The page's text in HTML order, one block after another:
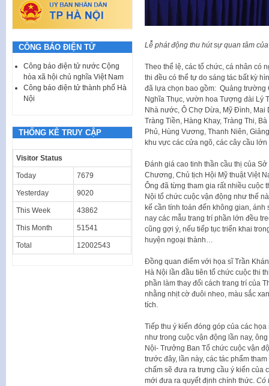
Lễ phát động thu hút sự quan tâm
Theo thể lệ, các tổ chức, cá nhân có
thi đều có thể tự do sáng tác bất kỳ
đã lựa chọn bao gồm: Quảng trường
Nghĩa Thục, vườn hoa Tượng đài Lý
Nhà nước, Ô Chợ Dừa, Mỹ Đình, Mai
Tràng Tiền, Hàng Khay, Tràng Thi,
Phủ, Hùng Vương, Thanh Niên,
khu vực các cửa ngõ, các cây cầu lớn
Đánh giá cao tinh thần cầu thị của
Chương, Chủ tịch Hội Mỹ thuật Việt
Ông đã từng tham gia rất nhiều cuộc
Nội tổ chức cuộc vận động như thế
kế cần tính toán đến không gian,
nay các mẫu trang trí phần lớn đều
cũng gợi ý, nếu tiếp tục triển khai
huyện ngoại thành…
Đồng quan điểm với họa sĩ Trần
Hà Nội lần đầu tiên tổ chức cuộc thi
phần làm thay đổi cách trang trí của
nhằng nhịt cờ đuôi nheo, màu sắc
tích.
Tiếp thu ý kiến đóng góp của các
như trong cuộc vận động lần nay,
Nội- Trưởng Ban Tổ chức cuộc vận
trước đây, lần này, các tác phẩm
chấm sẽ đưa ra trưng cầu ý kiến của
mới đưa ra quyết định chính thức. Có
CÔNG BÁO ĐIỆN TỬ
Công báo điện tử nước Cộng
hòa xã hội chủ nghĩa Việt Nam
Công báo điện tử thành phố Hà
Nội
THỐNG KÊ TRUY CẬP
Visitor Status
Today 7679
Yesterday 9020
This Week 43862
This Month 51541
Total 12002543